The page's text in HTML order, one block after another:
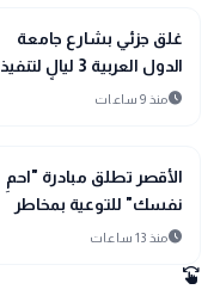
map
أخبار المحافظات
غلق جزئي بشارع جامعة
الدول العربية 3 ليالٍ لتنفيذ
خط غاز جديد.. والجيزة
scheduleمنذ 9 ساعات
map
أخبار المحافظات
الأقصر تطلق مبادرة "احمِ
نفسك" للتوعية بمخاطر
المراهنات الإلكترونية
scheduleمنذ 13 ساعات
swipe